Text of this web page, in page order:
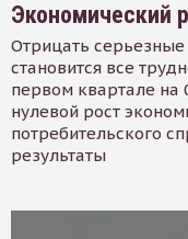
Экономический
Отрицать
становится все
первом квартале на
нулевой рост
потребительского
результаты